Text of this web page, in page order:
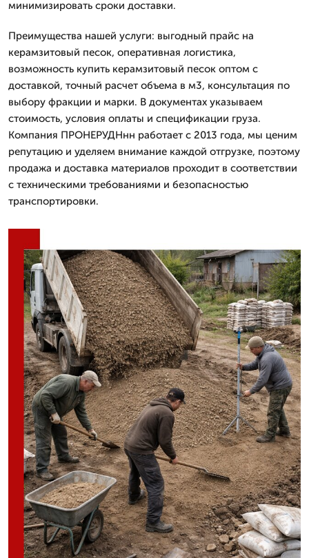
минимизировать сроки доставки.
Преимущества нашей услуги: выгодный прайс на
керамзитовый песок, оперативная логистика,
возможность купить керамзитовый песок оптом с
доставкой, точный расчет объема в м3, консультация по
выбору фракции и марки. В документах указываем
стоимость, условия оплаты и спецификации груза.
Компания ПРОНЕРУДНнн работает с 2013 года, мы ценим
репутацию и уделяем внимание каждой отгрузке, поэтому
продажа и доставка материалов проходит в соответствии
с техническими требованиями и безопасностью
транспортировки.